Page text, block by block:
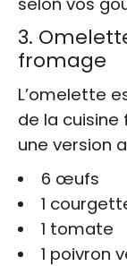
3.
fromage
L’omelette
de la cuisine
une version
6 œufs
1
1 tomate
1 poivron